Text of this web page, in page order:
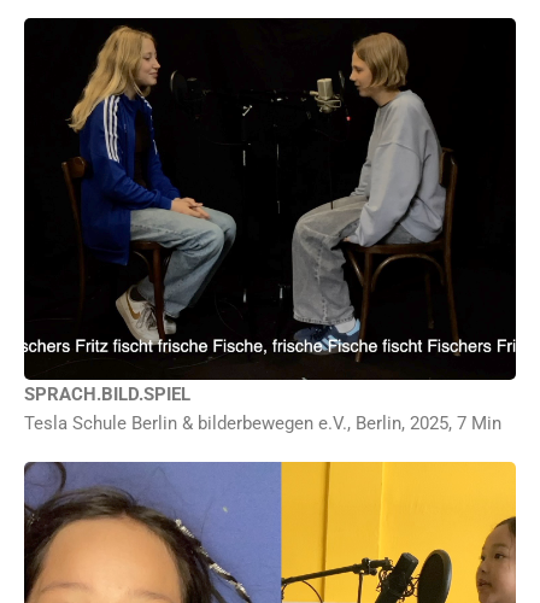
Der Flugplatzspatz, der auf dem Flugblatt Platz nimmt, oder die Ziege, die auf der
Bank singt – 7 Zungenbrecher aus 6 Ländern und Sprachen – Deutsch, Arabisch,
Persisch, Italienisch, Russisch & Vietnamesisch – bringen eine 6. Klasse der Tesla-
Schule Berlin zum Lachen und verheddern ihre Zungen. Ein humorvoller Film über
Sprachvielfalt, Kreativität und die Freude am spielerischen Stolpern über Worte. Ein
Projekt von bilderbewegen e.V.
Weltpremiere
SPRACH.BILD.SPIEL
Tesla Schule Berlin & bilderbewegen e.V., Berlin, 2025, 7 Min
Grundschulkinder in Berlin-Lichtenberg entdecken in 5 Sprachen Sprichwörter rund
um Wahrheit und Lüge. Mit viel Fantasie erschaffen sie dazu kleine Trickfilme in
Silhouetten- & Legetechnik und sprechen die Weisheiten im Studio in ihren